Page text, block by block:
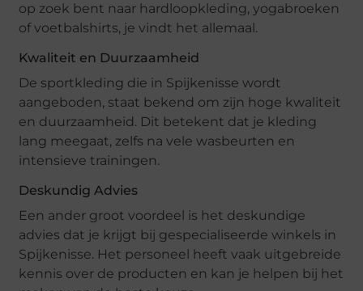
op zoek bent naar hardloopkleding, yogabroeken
of voetbalshirts, je vindt het allemaal.
Kwaliteit en Duurzaamheid
De sportkleding die in Spijkenisse wordt
aangeboden, staat bekend om zijn hoge kwaliteit
en duurzaamheid. Dit betekent dat je kleding
lang meegaat, zelfs na vele wasbeurten en
intensieve trainingen.
Deskundig Advies
Een ander groot voordeel is het deskundige
advies dat je krijgt bij gespecialiseerde winkels in
Spijkenisse. Het personeel heeft vaak uitgebreide
kennis over de producten en kan je helpen bij het